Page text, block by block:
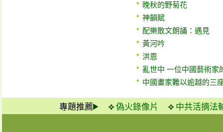
晚秋的野菊花
神韻賦
配樂散文朗誦：遇見
黃河吟
洪恩
亂世中 一位中國藝術家
中國畫家難以逾越的三
專題推薦 偽火錄像片 中共活摘法